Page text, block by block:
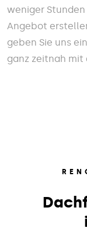
weniger
Angebot
geben Sie uns
ganz zeitnah mit